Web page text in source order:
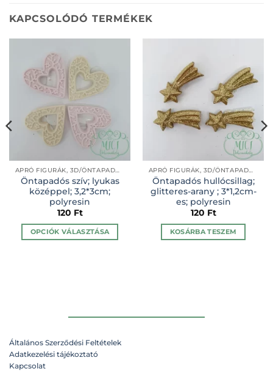
KAPCSOLÓDÓ TERMÉKEK
APRÓ FIGURÁK, 3D/ÖNTAPADÓS- (SZEZONÁLIS APRÓ KÜTYÜ)
Öntapadós szív; lyukas
középpel; 3,2*3cm;
polyresin
120 Ft
OPCIÓK VÁLASZTÁSA
a
APRÓ FIGURÁK, 3D/ÖNTAPADÓS- (SZEZONÁLIS APRÓ KÜTYÜ)
Öntapadós hullócsillag;
glitteres-arany ; 3*1,2cm-
es; polyresin
120 Ft
KOSÁRBA TESZEM
Általános Szerződési Feltételek
Adatkezelési tájékoztató
Kapcsolat